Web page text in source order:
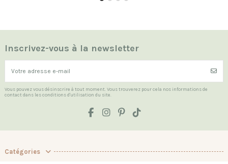
Inscrivez-vous à la newsletter
Vous pouvez vous désinscrire à tout moment. Vous trouverez pour cela nos informations de
contact dans les conditions d'utilisation du site.
Catégories